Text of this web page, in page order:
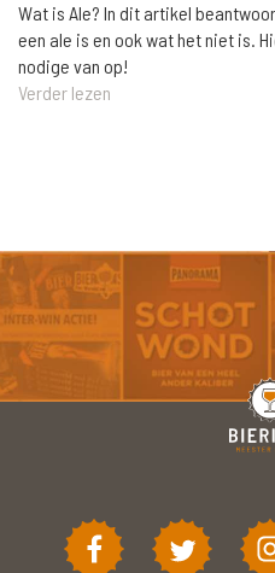
Wat is Ale? In dit artikel
een ale is en ook wat het niet is.
nodige van op!
Verder lezen